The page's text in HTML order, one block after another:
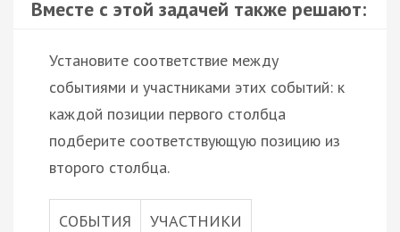
Вместе с этой задачей также решают:
Установите соответствие между
событиями и участниками этих событий: к
каждой позиции первого столбца
подберите соответствующую позицию из
второго столбца.
СОБЫТИЯ УЧАСТНИКИ